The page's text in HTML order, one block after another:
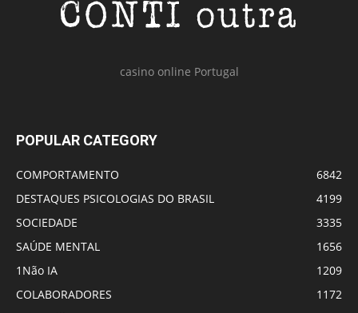
casino online Portugal
POPULAR CATEGORY
COMPORTAMENTO
6842
DESTAQUES PSICOLOGIAS DO BRASIL
4199
SOCIEDADE
3335
SAÚDE MENTAL
1656
1Não IA
1209
COLABORADORES
1172